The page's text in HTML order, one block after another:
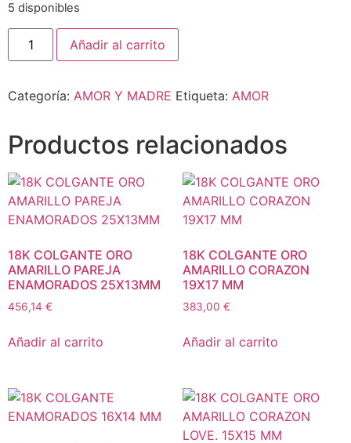
5 disponibles
Añadir al carrito
Categoría: AMOR Y MADRE Etiqueta: AMOR
Productos relacionados
18K COLGANTE ORO
AMARILLO PAREJA
ENAMORADOS 25X13MM
456,14 €
Añadir al carrito
18K COLGANTE ORO
AMARILLO CORAZON
19X17 MM
383,00 €
Añadir al carrito